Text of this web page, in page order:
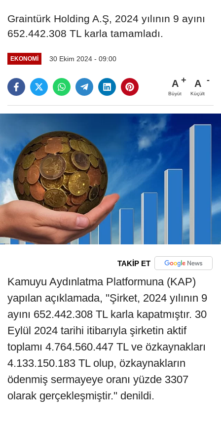
Graintürk Holding A.Ş, 2024 yılının 9 ayını
652.442.308 TL karla tamamladı.
EKONOMI 30 Ekim 2024 - 09:00
A
Büyüt
A
Küçült
TAKİP ET
Kamuyu Aydınlatma Platformuna (KAP)
yapılan açıklamada, ''Şirket, 2024 yılının 9
ayını 652.442.308 TL karla kapatmıştır. 30
Eylül 2024 tarihi itibarıyla şirketin aktif
toplamı 4.764.560.447 TL ve özkaynakları
4.133.150.183 TL olup, özkaynakların
ödenmiş sermayeye oranı yüzde 3307
olarak gerçekleşmiştir.'' denildi.